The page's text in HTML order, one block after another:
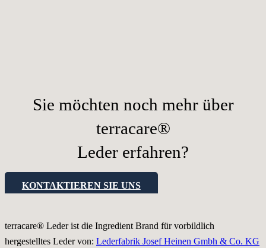
Sie möchten noch mehr über
terracare®
Leder erfahren?
KONTAKTIEREN SIE UNS
terracare® Leder ist die Ingredient Brand für vorbildlich
hergestelltes Leder von: Lederfabrik Josef Heinen Gmbh & Co. KG